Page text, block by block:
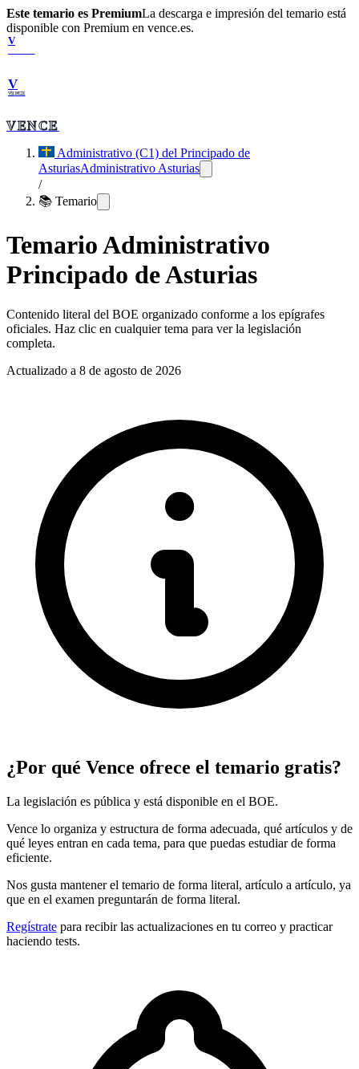
Este temario es PremiumLa descarga e impresión del temario está
disponible con Premium en vence.es.
V
V
VENCE
VENCE
Administrativo (C1) del Principado de
AsturiasAdministrativo Asturias
/
📚 Temario
TemarioAdministrativo
Principado de Asturias
Contenido literal del BOE organizado conforme a los epígrafes
oficiales. Haz clic en cualquier tema para ver la legislación
completa.
Actualizado a 8 de agosto de 2026
¿Por qué Vence ofrece el temario gratis?
La legislación es pública y está disponible en el BOE.
Vence lo organiza y estructura de forma adecuada, qué artículos y de
qué leyes entran en cada tema, para que puedas estudiar de forma
eficiente.
Nos gusta mantener el temario de forma literal, artículo a artículo, ya
que en el examen preguntarán de forma literal.
Regístrate para recibir las actualizaciones en tu correo y practicar
haciendo tests.